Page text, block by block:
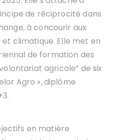
de réciprocité dans
à concourir aux
climatique. Elle met en
de formation des
agricole” de six
Agro », diplôme
en matière